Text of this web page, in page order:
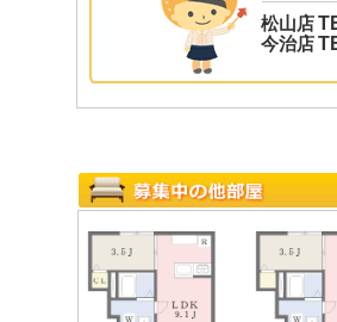
松山店
今治店